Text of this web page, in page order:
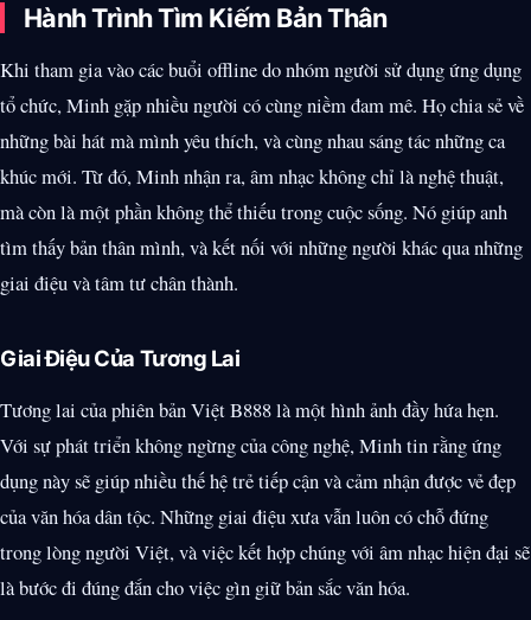
Hành Trình Tìm Kiếm Bản Thân
Khi tham gia vào các buổi offline do nhóm người sử dụng ứng dụng
tổ chức, Minh gặp nhiều người có cùng niềm đam mê. Họ chia sẻ về
những bài hát mà mình yêu thích, và cùng nhau sáng tác những ca
khúc mới. Từ đó, Minh nhận ra, âm nhạc không chỉ là nghệ thuật,
mà còn là một phần không thể thiếu trong cuộc sống. Nó giúp anh
tìm thấy bản thân mình, và kết nối với những người khác qua những
giai điệu và tâm tư chân thành.
Giai Điệu Của Tương Lai
Tương lai của phiên bản Việt B888 là một hình ảnh đầy hứa hẹn.
Với sự phát triển không ngừng của công nghệ, Minh tin rằng ứng
dụng này sẽ giúp nhiều thế hệ trẻ tiếp cận và cảm nhận được vẻ đẹp
của văn hóa dân tộc. Những giai điệu xưa vẫn luôn có chỗ đứng
trong lòng người Việt, và việc kết hợp chúng với âm nhạc hiện đại sẽ
là bước đi đúng đắn cho việc gìn giữ bản sắc văn hóa.